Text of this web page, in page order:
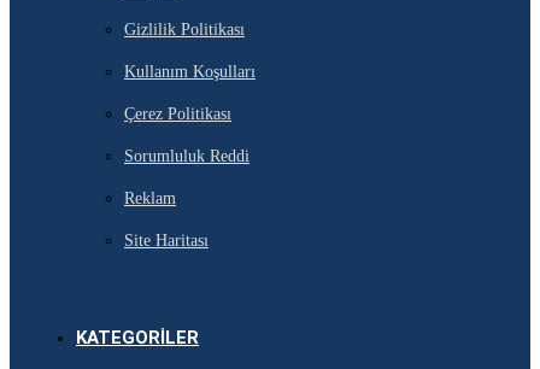
Gizlilik Politikası
Kullanım Koşulları
Çerez Politikası
Sorumluluk Reddi
Reklam
Site Haritası
KATEGORILER